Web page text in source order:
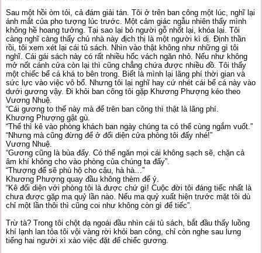
Sau một hồi òm tỏi, cả đám giải tán. Tôi ở trên ban công một lúc, nghĩ lại
ánh mắt của pho tượng lúc trước. Một cảm giác ngẫu nhiên thấy mình
không hề hoang tưởng. Tại sao lại bỏ người gỗ nhốt lại, khóa lại. Tôi
càng nghĩ càng thấy chủ nhà này địch thị là một người kì dị. Định thần
rồi, tôi xem xét lại cái tủ sách. Nhìn vào thật không như những gì tôi
nghĩ. Cái gái sách này có rất nhiều hốc vách ngăn nhỏ. Nếu như không
mở nốt cánh cửa còn lại thì cũng chẳng chứa được nhiều đồ. Tôi thấy
một chiếc bể cá khá to bên trong. Biết là mình lại lãng phí thời gian và
sức lực vào việc vô bổ. Nhưng tôi lại nghĩ hay cứ nhét cái bể cá này vào
dưới gương vậy. Đi khỏi ban công tôi gặp Khương Phượng kéo theo
Vương Nhuệ.
“Cái gương to thế này mà để trên ban công thì thật là lãng phí.
Khương Phượng gật gù.
“Thế thì kê vào phòng khách ban ngày chúng ta có thể cùng ngắm vuốt.”
“Nhưng mà cũng đừng để ở đối diện cửa phòng tôi đấy nhé!”
Vương Nhuệ.
“Gương cũng là bùa đấy. Có thể ngăn mọi cái không sạch sẽ, chặn cả
âm khí không cho vào phòng của chúng ta đấy”.
“Thượng đế sẽ phù hộ cho cậu, hà hà…”
Khương Phượng quay đầu không thèm để ý.
“Kê đối diện với phòng tôi là được chứ gì! Cuộc đời tôi đáng tiếc nhất là
chưa được gặp ma quỷ lần nào. Nếu ma quỷ xuất hiện trước mặt tôi dù
chỉ một lần thôi thì cũng coi như không còn gì để tiếc”.
Trừ tà? Trong tôi chột dạ ngoái đầu nhìn cái tủ sách, bắt đầu thấy luồng
khí lạnh lan tỏa tôi vội vàng rời khỏi ban công, chỉ còn nghe sau lưng
tiếng hai người xì xào việc đặt để chiếc gương.